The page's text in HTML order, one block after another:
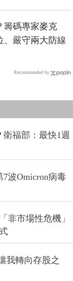
籌碼專家麥克
、嚴守兩大防線
Recommended by
福部：最快1週
波Omicron病毒
非市場性危機」
我轉向存股之